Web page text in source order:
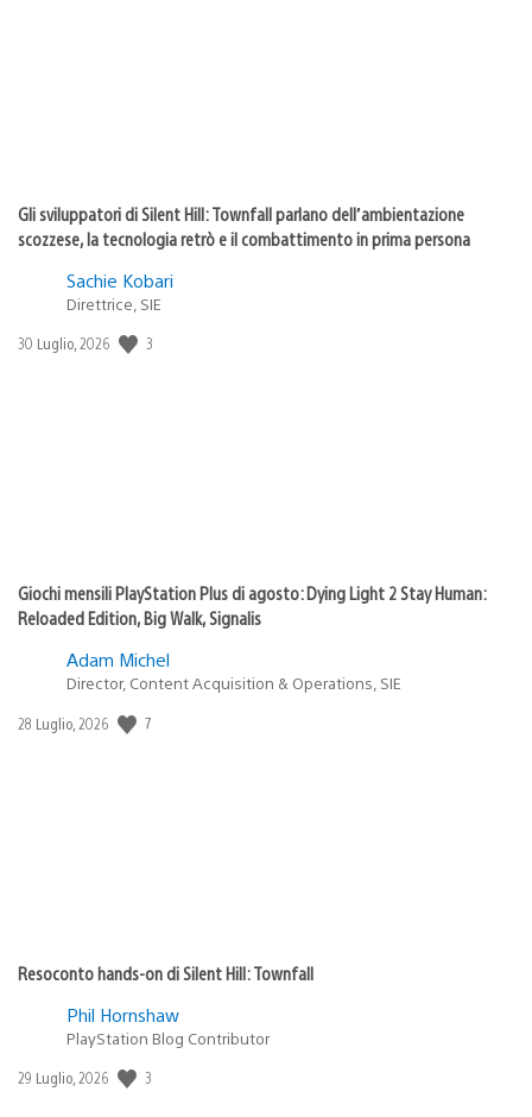
Gli sviluppatori di Silent Hill: Townfall parlano dell’ambientazione
scozzese, la tecnologia retrò e il combattimento in prima persona
Sachie Kobari
Direttrice, SIE
Data
30 Luglio, 2026 3
Giochi mensili PlayStation Plus di agosto: Dying Light 2 Stay Human:
Reloaded Edition, Big Walk, Signalis
Adam Michel
Director, Content Acquisition & Operations, SIE
Data
28 Luglio, 2026 7
Resoconto hands-on di Silent Hill: Townfall
Phil Hornshaw
PlayStation Blog Contributor
Data
29 Luglio, 2026 3